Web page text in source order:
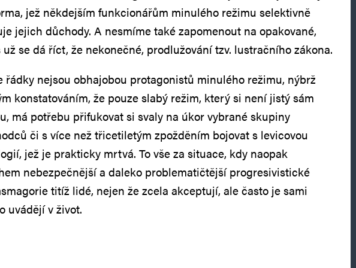
jež někdejším funkcionářům minulého režimu selektivně
jejich důchody. A nesmíme také zapomenout na opakované,
už se dá říct, že nekonečné, prodlužování tzv. lustračního zákona.
řádky nejsou obhajobou protagonistů minulého režimu, nýbrž
konstatováním, že pouze slabý režim, který si není jistý sám
má potřebu přifukovat si svaly na úkor vybrané skupiny
či s více než třicetiletým zpožděním bojovat s levicovou
jež je prakticky mrtvá. To vše za situace, kdy naopak
nebezpečnější a daleko problematičtější progresivistické
titíž lidé, nejen že zcela akceptují, ale často je sami
uvádějí v život.